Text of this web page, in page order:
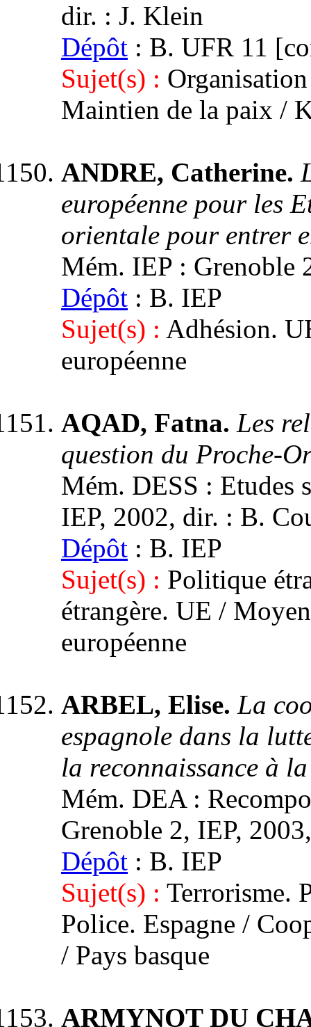
dir. : J. Klein
Dépôt : B. UFR 11
Sujet(s) :
Maintien de la paix /
ANDRE, Catherine.
européenne pour les
orientale pour entrer
Mém. IEP : Grenoble
Dépôt : B. IEP
Sujet(s) : Adhésion.
européenne
AQAD, Fatna. Les
question du Proche-
Mém. DESS : Etudes
IEP, 2002, dir. : B.
Dépôt : B. IEP
Sujet(s) : Politique
étrangère. UE /
européenne
ARBEL, Elise. La
espagnole dans la
la reconnaissance à
Mém. DEA :
Grenoble 2, IEP,
Dépôt : B. IEP
Sujet(s) : Terrorisme.
Police. Espagne /
/ Pays basque
ARMYNOT DU